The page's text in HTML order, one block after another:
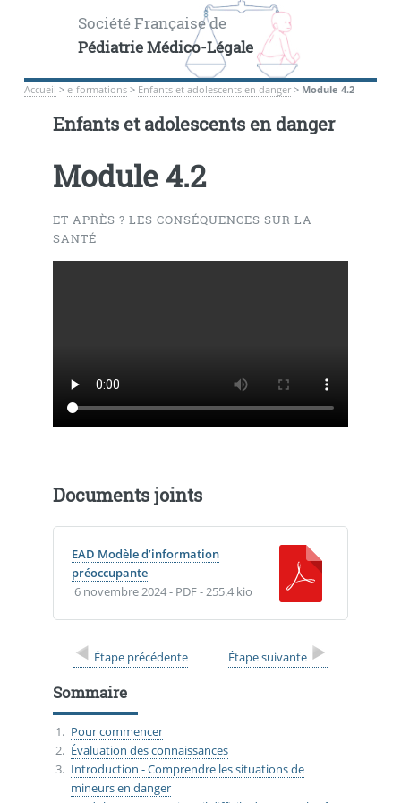
Société Française de
Pédiatrie Médico-Légale
Accueil > e-formations> Enfants et adolescents en danger> Module 4.2
Enfants et adolescents en danger
Module 4.2
ET APRÈS ? LES CONSÉQUENCES SUR LA
SANTÉ
Documents joints
EAD Modèle d’information
préoccupante
6 novembre 2024- PDF-255.4 kio
Étape précédente Étape suivante
Sommaire
Pour commencer
Évaluation des connaissances
Introduction - Comprendre les situations de
mineurs en danger